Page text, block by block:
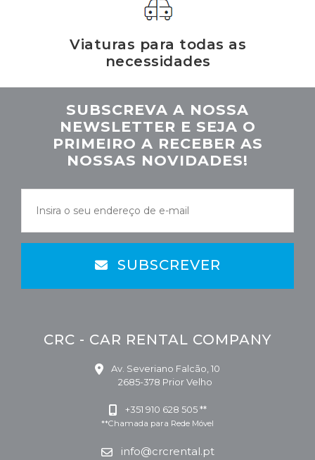
Viaturas para todas as
necessidades
SUBSCREVA A NOSSA
NEWSLETTER E SEJA O
PRIMEIRO A RECEBER AS
NOSSAS NOVIDADES!
SUBSCREVER
CRC - CAR RENTAL COMPANY
Av. Severiano Falcão, 10
2685-378 Prior Velho
+351 910 628 505 **
**Chamada para Rede Móvel
info@crcrental.pt